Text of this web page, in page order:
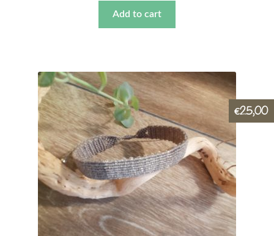
Add to cart
€25,00